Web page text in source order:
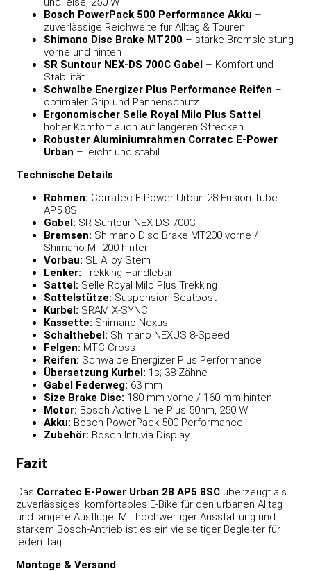
Bosch PowerPack 500 Performance Akku –
zuverlässige Reichweite für Alltag & Touren
Shimano Disc Brake MT200 – starke Bremsleistung
vorne und hinten
SR Suntour NEX-DS 700C Gabel – Komfort und
Stabilität
Schwalbe Energizer Plus Performance Reifen –
optimaler Grip und Pannenschutz
Ergonomischer Selle Royal Milo Plus Sattel –
hoher Komfort auch auf längeren Strecken
Robuster Aluminiumrahmen Corratec E-Power
Urban – leicht und stabil
Technische Details
Rahmen: Corratec E-Power Urban 28 Fusion Tube
AP5 8S
Gabel: SR Suntour NEX-DS 700C
Bremsen: Shimano Disc Brake MT200 vorne /
Shimano MT200 hinten
Vorbau: SL Alloy Stem
Lenker: Trekking Handlebar
Sattel: Selle Royal Milo Plus Trekking
Sattelstütze: Suspension Seatpost
Kurbel: SRAM X-SYNC
Kassette: Shimano Nexus
Schalthebel: Shimano NEXUS 8-Speed
Felgen: MTC Cross
Reifen: Schwalbe Energizer Plus Performance
Übersetzung Kurbel: 1s; 38 Zähne
Gabel Federweg: 63 mm
Size Brake Disc: 180 mm vorne / 160 mm hinten
Motor: Bosch Active Line Plus 50nm, 250 W
Akku: Bosch PowerPack 500 Performance
Zubehör: Bosch Intuvia Display
Fazit
Das Corratec E-Power Urban 28 AP5 8SC überzeugt als
zuverlässiges, komfortables E-Bike für den urbanen Alltag
und längere Ausflüge. Mit hochwertiger Ausstattung und
starkem Bosch-Antrieb ist es ein vielseitiger Begleiter für
jeden Tag.
Montage & Versand